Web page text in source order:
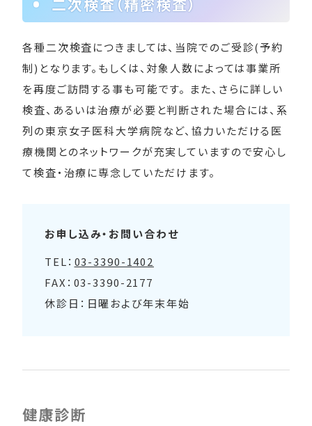
健康診断
二次検査（精密検査）
各種二次検査につきましては、当院でのご受診(予約
制)となります。もしくは、対象人数によっては事業所
を再度ご訪問する事も可能です。 また、さらに詳しい
検査、あるいは治療が必要と判断された場合には、系
列の東京女子医科大学病院など、協力いただける医
療機関とのネットワークが充実していますので安心し
て検査・治療に専念していただけます。
お申し込み・お問い合わせ
TEL： 03-3390-1402
FAX：03-3390-2177
休診日：日曜および年末年始